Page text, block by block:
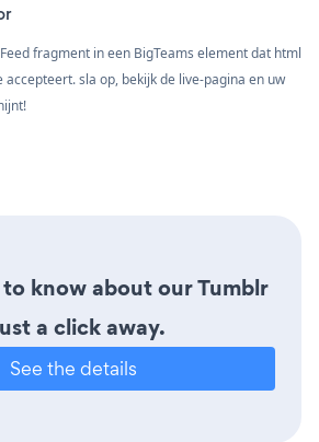
fragment in een BigTeams element dat html
accepteert. sla op, bekijk de live-pagina en uw
know about our Tumblr
a click away.
See the details